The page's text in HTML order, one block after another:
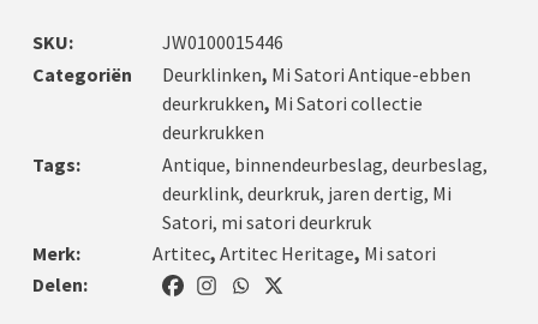
SKU:
JW0100015446
Categoriën
Deurklinken, Mi Satori Antique-ebben
deurkrukken, Mi Satori collectie
deurkrukken
Tags:
Antique, binnendeurbeslag, deurbeslag,
deurklink, deurkruk, jaren dertig, Mi
Satori, mi satori deurkruk
Merk:
Artitec, Artitec Heritage, Mi satori
Delen: